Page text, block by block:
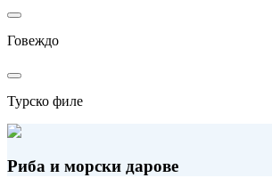
Говеждо
Турско филе
Риба и морски дарове